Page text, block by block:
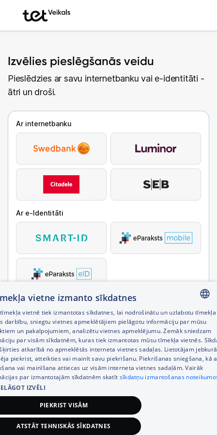
Izvēlies pieslēgšanās veidu
Pieslēdzies ar savu internetbanku vai e-identitāti -
ātri un droši.
Ar internetbanku
Ar e-Identitāti
LATVIAN
RUSSIAN
ENGLISH
vietne izmanto sīkdatnes
vietnē tiek izmantotas sīkdatnes, lai nodrošinātu un uzlabotu tīmekļa
darbību, sniegtu vietnes apmeklētājiem pielāgotu informāciju par mūsu
un pakalpojumiem, analizētu vietnes apmeklējumu. Zemāk sniedzam
par visām sīkdatnēm, kuras tiek izmantotas mūsu tīmekļa vietnēs.
atkarībā no apmeklētās interneta vietnes sadaļas. Lietotājam
piekrist, atteikties vai mainīt savu piekrišanu. Piekrišanas sniegšana, kā
vai mainīšana attiecas uz visām interneta vietnes sadaļām. Vairāk
par izmantotajām sīkdatnēm skatīt sīkdatņu izmantošanas
IZVĒLI
PIEKRIST VISĀM
ATSTĀT TEHNISKĀS SĪKDATNES